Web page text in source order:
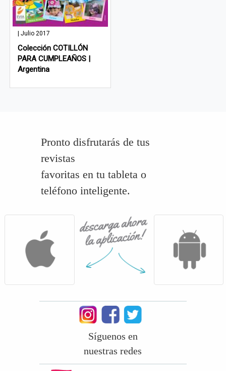
| Julio 2017
Colección COTILLÓN
PARA CUMPLEAÑOS |
Argentina
Pronto disfrutarás de tus
revistas
favoritas en tu tableta o
teléfono inteligente.
Síguenos en
nuestras redes